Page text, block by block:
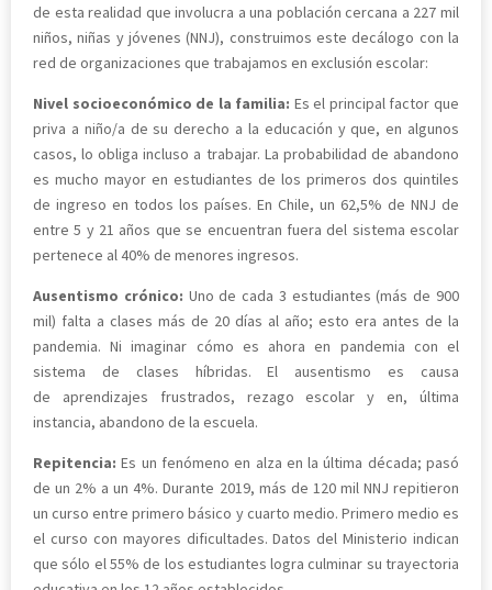
de esta realidad que involucra a una población cercana a 227 mil
niños, niñas y jóvenes (NNJ), construimos este decálogo con la
red de organizaciones que trabajamos en exclusión escolar:
Nivel socioeconómico de la familia: Es el principal factor que
priva a niño/a de su derecho a la educación y que, en algunos
casos, lo obliga incluso a trabajar. La probabilidad de abandono
es mucho mayor en estudiantes de los primeros dos quintiles
de ingreso en todos los países. En Chile, un 62,5% de NNJ de
entre 5 y 21 años que se encuentran fuera del sistema escolar
pertenece al 40% de menores ingresos.
Ausentismo crónico: Uno de cada 3 estudiantes (más de 900
mil) falta a clases más de 20 días al año; esto era antes de la
pandemia. Ni imaginar cómo es ahora en pandemia con el
sistema de clases híbridas. El ausentismo es causa
de aprendizajes frustrados, rezago escolar y en, última
instancia, abandono de la escuela.
Repitencia:Es un fenómeno en alza en la última década; pasó
de un 2% a un 4%. Durante 2019, más de 120 mil NNJ repitieron
un curso entre primero básico y cuarto medio. Primero medio es
el curso con mayores dificultades. Datos del Ministerio indican
que sólo el 55% de los estudiantes logra culminar su trayectoria